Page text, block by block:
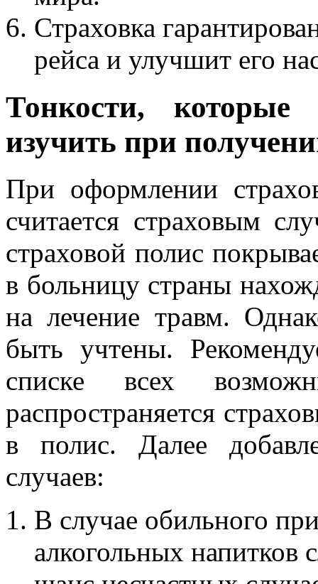
Страховка
рейса и улучшит его
Тонкости, которые
изучить при
При оформлении
считается страховым
страховой полис
в больницу страны
на лечение травм.
быть учтены.
списке всех
распространяется
в полис. Далее
случаев:
В случае обильного
алкогольных напитков